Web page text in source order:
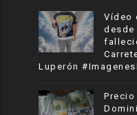
Vídeo
desde
Luperón